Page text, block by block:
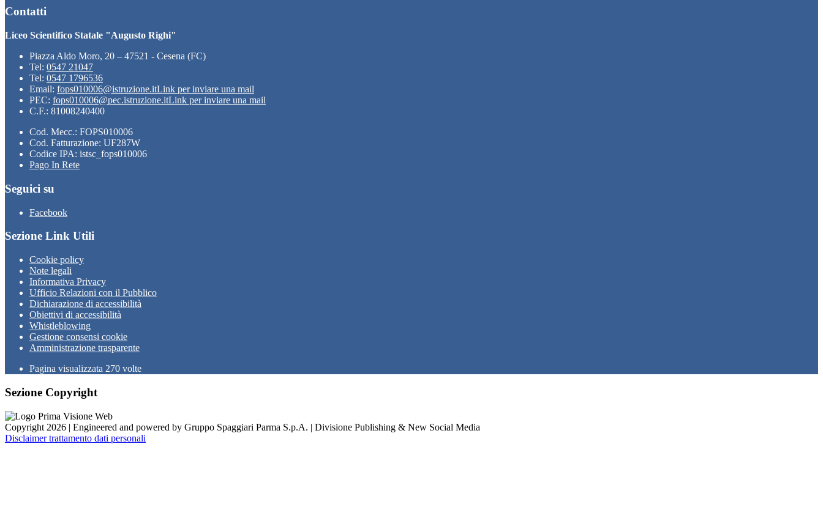
Contatti
Liceo Scientifico Statale "Augusto Righi"
Piazza Aldo Moro, 20 – 47521 - Cesena (FC)
Tel: 0547 21047
Tel: 0547 1796536
Email: fops010006@istruzione.itLink per inviare una mail
PEC: fops010006@pec.istruzione.itLink per inviare una mail
C.F.: 81008240400
Cod. Mecc.: FOPS010006
Cod. Fatturazione: UF287W
Codice IPA: istsc_fops010006
Pago In Rete
Seguici su
Facebook
Sezione Link Utili
Cookie policy
Note legali
Informativa Privacy
Ufficio Relazioni con il Pubblico
Dichiarazione di accessibilità
Obiettivi di accessibilità
Whistleblowing
Gestione consensi cookie
Amministrazione trasparente
Pagina visualizzata 270 volte
Sezione Copyright
Copyright 2026 | Engineered and powered by Gruppo Spaggiari Parma S.p.A. | Divisione Publishing & New Social Media
Disclaimer trattamento dati personali